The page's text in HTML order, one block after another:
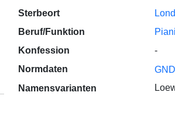
Sterbeort
Beruf/Funktion
Konfession
-
Normdaten
Namensvarianten